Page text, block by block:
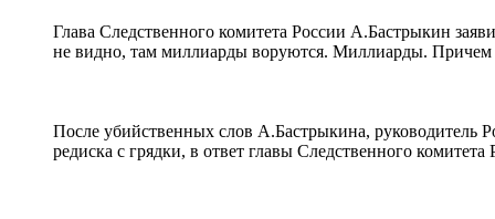
Глава Следственного комитета России А.Бастрыкин
не видно, там миллиарды воруются. Миллиарды. Причем
После убийственных слов А.Бастрыкина, руководитель
редиска с грядки, в ответ главы Следственного